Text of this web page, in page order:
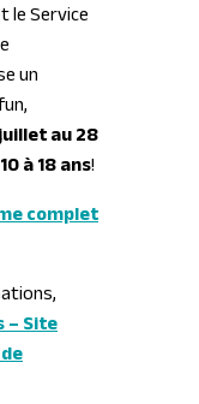
le Service
un
au 28
10 à 18 ans!
complet
– Site